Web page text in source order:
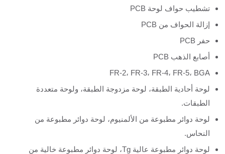
تشطيب حواف لوحة PCB
إزالة الحواف من PCB
حفر PCB
أصابع الذهب PCB
FR-2، FR-3، FR-4، FR-5، BGA
لوحة أحادية الطبقة، لوحة مزدوجة الطبقة، ولوحة متعددة
الطبقات.
لوحة دوائر مطبوعة من الألمنيوم، لوحة دوائر مطبوعة من
النحاس.
لوحة دوائر مطبوعة عالية Tg، لوحة دوائر مطبوعة خالية من